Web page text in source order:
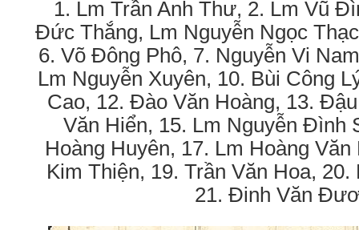
1. Lm Trần Anh Thư, 2. Lm Vũ
Đức Thắng, Lm Nguyễn Ngọc
6. Võ Đông Phô, 7. Nguyễn Vi
Lm Nguyễn Xuyên, 10. Bùi Công
Cao, 12. Đào Văn Hoàng, 13.
Văn Hiển, 15. Lm Nguyễn Đình
Hoàng Huyên, 17. Lm Hoàng
Kim Thiện, 19. Trần Văn Hoa, 20.
21. Đinh Văn